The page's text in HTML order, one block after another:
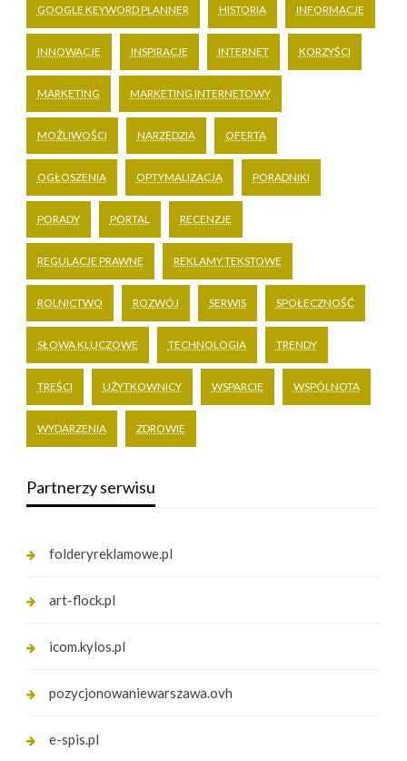
GOOGLE KEYWORD PLANNER HISTORIA INFORMACJE
INNOWACJE INSPIRACJE INTERNET KORZYŚCI
MARKETING MARKETING INTERNETOWY
MOŻLIWOŚCI NARZĘDZIA OFERTA
OGŁOSZENIA OPTYMALIZACJA PORADNIKI
PORADY PORTAL RECENZJE
REGULACJE PRAWNE REKLAMY TEKSTOWE
ROLNICTWO ROZWÓJ SERWIS SPOŁECZNOŚĆ
SŁOWA KLUCZOWE TECHNOLOGIA TRENDY
TREŚCI UŻYTKOWNICY WSPARCIE WSPÓLNOTA
WYDARZENIA ZDROWIE
Partnerzy serwisu
folderyreklamowe.pl
art-flock.pl
icom.kylos.pl
pozycjonowaniewarszawa.ovh
e-spis.pl